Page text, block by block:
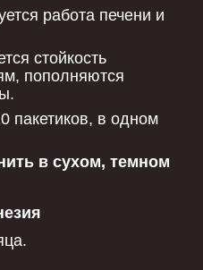
работа печени и
стойкость
пополняются
пакетиков, в одном
в сухом, темном